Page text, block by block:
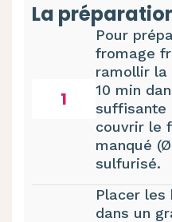
La
1
Pour
fromage
ramollir la
10 min
suffisante
couvrir le
manqué
sulfurisé.
Placer
dans un